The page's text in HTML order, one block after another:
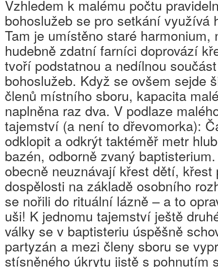
Vzhledem k malému počtu
bohoslužeb se pro setkání využívá
Tam je umístěno staré harmonium,
hudebně zdatní farníci doprovází
tvoří podstatnou a nedílnou
bohoslužeb. Když se ovšem sejde
členů místního sboru, kapacita
naplněna raz dva. V podlaze
tajemství (a není to dřevomorka):
odklopit a odkrýt taktéměř metr
bazén, odborně zvaný
obecně neuznávají křest dětí,
dospělosti na základě osobního
se nořili do rituální lázně – a to
uši! K jednomu tajemství ještě
války se v baptisteriu úspěšně
partyzán a mezi členy sboru se
stísněného úkrytu jistě s pohnutím